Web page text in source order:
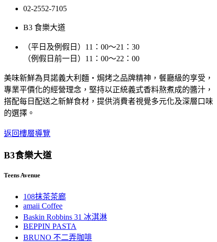
02-2552-7105
B3 食樂大道
（平日及例假日）11：00～21：30
（例假日前一日）11：00～22：00
美味新鮮為貝諾義大利麵‧焗烤之品牌精神，餐廳級的享受，
專業平價化的經營理念，堅持以正統義式香料熬煮成的醬汁，
搭配每日配送之新鮮食材，提供消費者視覺多元化及深層口味
的選擇。
返回樓層導覽
B3食樂大道
Teens Avenue
108抹茶茶廊
amaii Coffee
Baskin Robbins 31 冰淇淋
BEPPIN PASTA
BRUNO 不二弄咖啡